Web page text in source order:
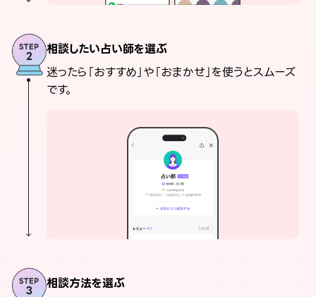
相談したい占い師を選ぶ
迷ったら「おすすめ」や「おまかせ」を使うとスムーズ
です。
相談方法を選ぶ